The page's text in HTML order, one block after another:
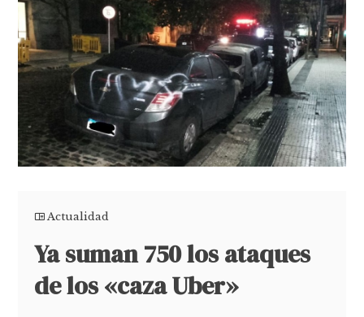
Actualidad
Ya suman 750 los ataques
de los «caza Uber»